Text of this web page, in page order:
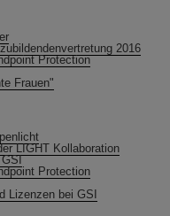
2016
Protection
Frauen"
LIGHT Kollaboration
Protection
Lizenzen bei GSI